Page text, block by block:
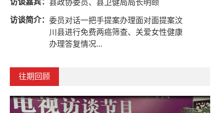
县政协委员、县卫健局局长明颐
访谈简介： 委员对话一把手提案办理面对面提案汶
川县进行免费两癌筛查、关爱女性健康
办理答复情况...
往期回顾